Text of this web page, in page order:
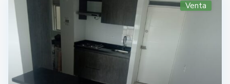
Venta